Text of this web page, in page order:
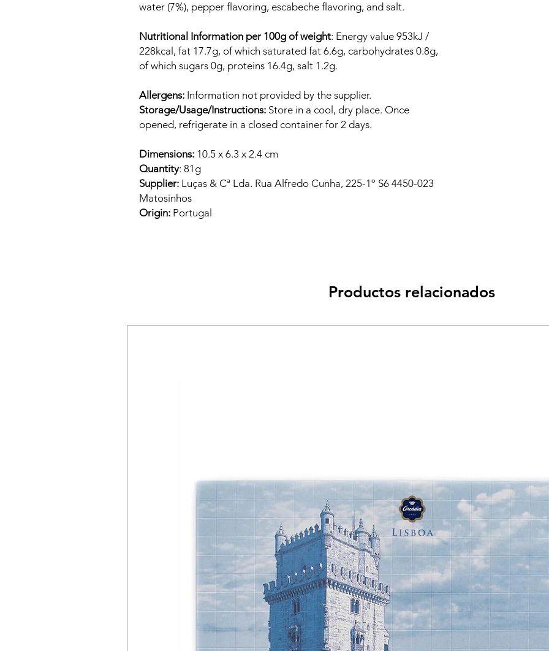
water (7%), pepper flavoring, escabeche flavoring, and salt.
Nutritional Information per 100g of weight: Energy value 953kJ /
228kcal, fat 17.7g, of which saturated fat 6.6g, carbohydrates 0.8g,
of which sugars 0g, proteins 16.4g, salt 1.2g.
Allergens: Information not provided by the supplier.
Storage/Usage/Instructions: Store in a cool, dry place. Once
opened, refrigerate in a closed container for 2 days.
Dimensions: 10.5 x 6.3 x 2.4 cm
Quantity: 81g
Supplier: Luças & Cª Lda. Rua Alfredo Cunha, 225-1º S6 4450-023
Matosinhos
Origin: Portugal
Productos relacionados